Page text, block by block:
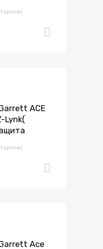
ACE
Lynk(
Ace